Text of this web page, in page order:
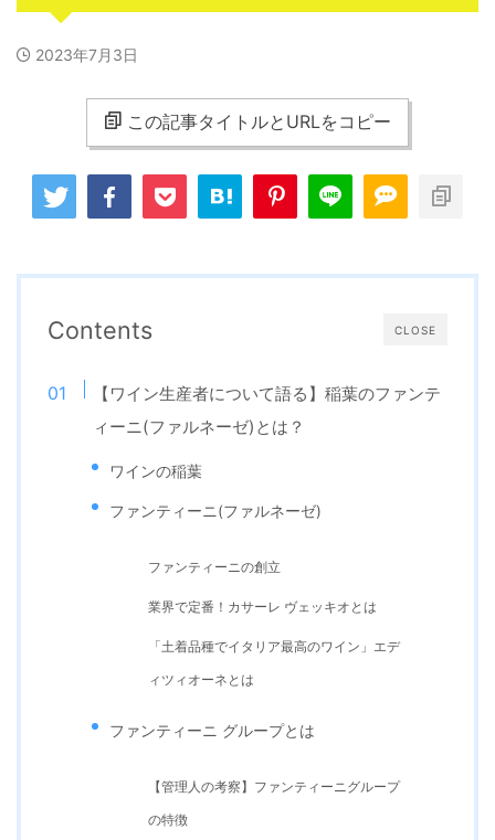
2023年7月3日
この記事タイトルとURLをコピー
CLOSE
Contents
【ワイン生産者について語る】稲葉のファンテ
ィーニ(ファルネーゼ)とは？
ワインの稲葉
ファンティーニ(ファルネーゼ)
ファンティーニの創立
業界で定番！カサーレ ヴェッキオとは
「土着品種でイタリア最高のワイン」エデ
ィツィオーネとは
ファンティーニ グループとは
【管理人の考察】ファンティーニグループ
の特徴